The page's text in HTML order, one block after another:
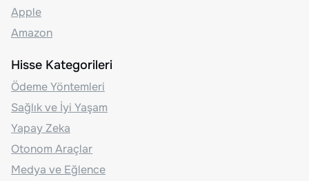
Apple
Amazon
Hisse Kategorileri
Ödeme Yöntemleri
Sağlık ve İyi Yaşam
Yapay Zeka
Otonom Araçlar
Medya ve Eğlence